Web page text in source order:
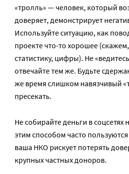
«тролль» — человек, который
доверяет, демонстрирует
Используйте ситуацию, как
проекте что-то хорошее
статистику, цифры). Не
отвечайте тем же. Будьте
же время слишком навязчивый
пресекать.
Не собирайте деньги в соцсетях
этим способом часто
ваша НКО рискует потерять
крупных частных доноров.